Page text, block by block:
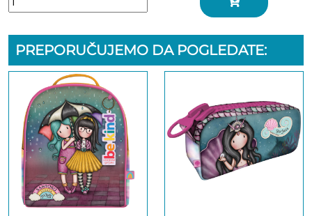
PREPORUČUJEMO DA POGLEDATE: